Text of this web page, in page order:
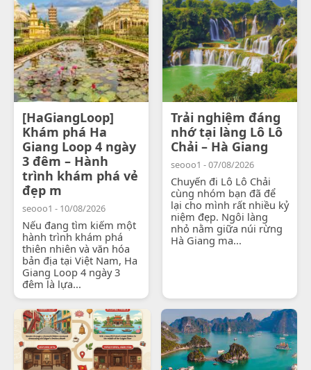
[HaGiangLoop]
Khám phá Ha
Giang Loop 4 ngày
3 đêm – Hành
trình khám phá vẻ
đẹp m
seooo1 - 10/08/2026
Nếu đang tìm kiếm một
hành trình khám phá
thiên nhiên và văn hóa
bản địa tại Việt Nam, Ha
Giang Loop 4 ngày 3
đêm là lựa...
Trải nghiệm đáng
nhớ tại làng Lô Lô
Chải – Hà Giang
seooo1 - 07/08/2026
Chuyến đi Lô Lô Chải
cùng nhóm bạn đã để
lại cho mình rất nhiều kỷ
niệm đẹp. Ngôi làng
nhỏ nằm giữa núi rừng
Hà Giang ma...